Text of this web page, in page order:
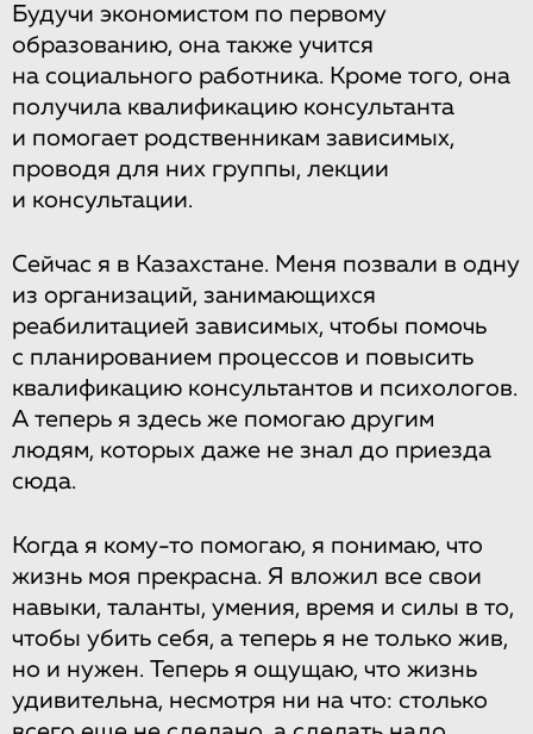
Будучи экономистом по первому
образованию, она также учится
на социального работника. Кроме того, она
получила квалификацию консультанта
и помогает родственникам зависимых,
проводя для них группы, лекции
и консультации.
Сейчас я в Казахстане. Меня позвали в одну
из организаций, занимающихся
реабилитацией зависимых, чтобы помочь
с планированием процессов и повысить
квалификацию консультантов и психологов.
А теперь я здесь же помогаю другим
людям, которых даже не знал до приезда
сюда.
Когда я кому-то помогаю, я понимаю, что
жизнь моя прекрасна. Я вложил все свои
навыки, таланты, умения, время и силы в то,
чтобы убить себя, а теперь я не только жив,
но и нужен. Теперь я ощущаю, что жизнь
удивительна, несмотря ни на что: столько